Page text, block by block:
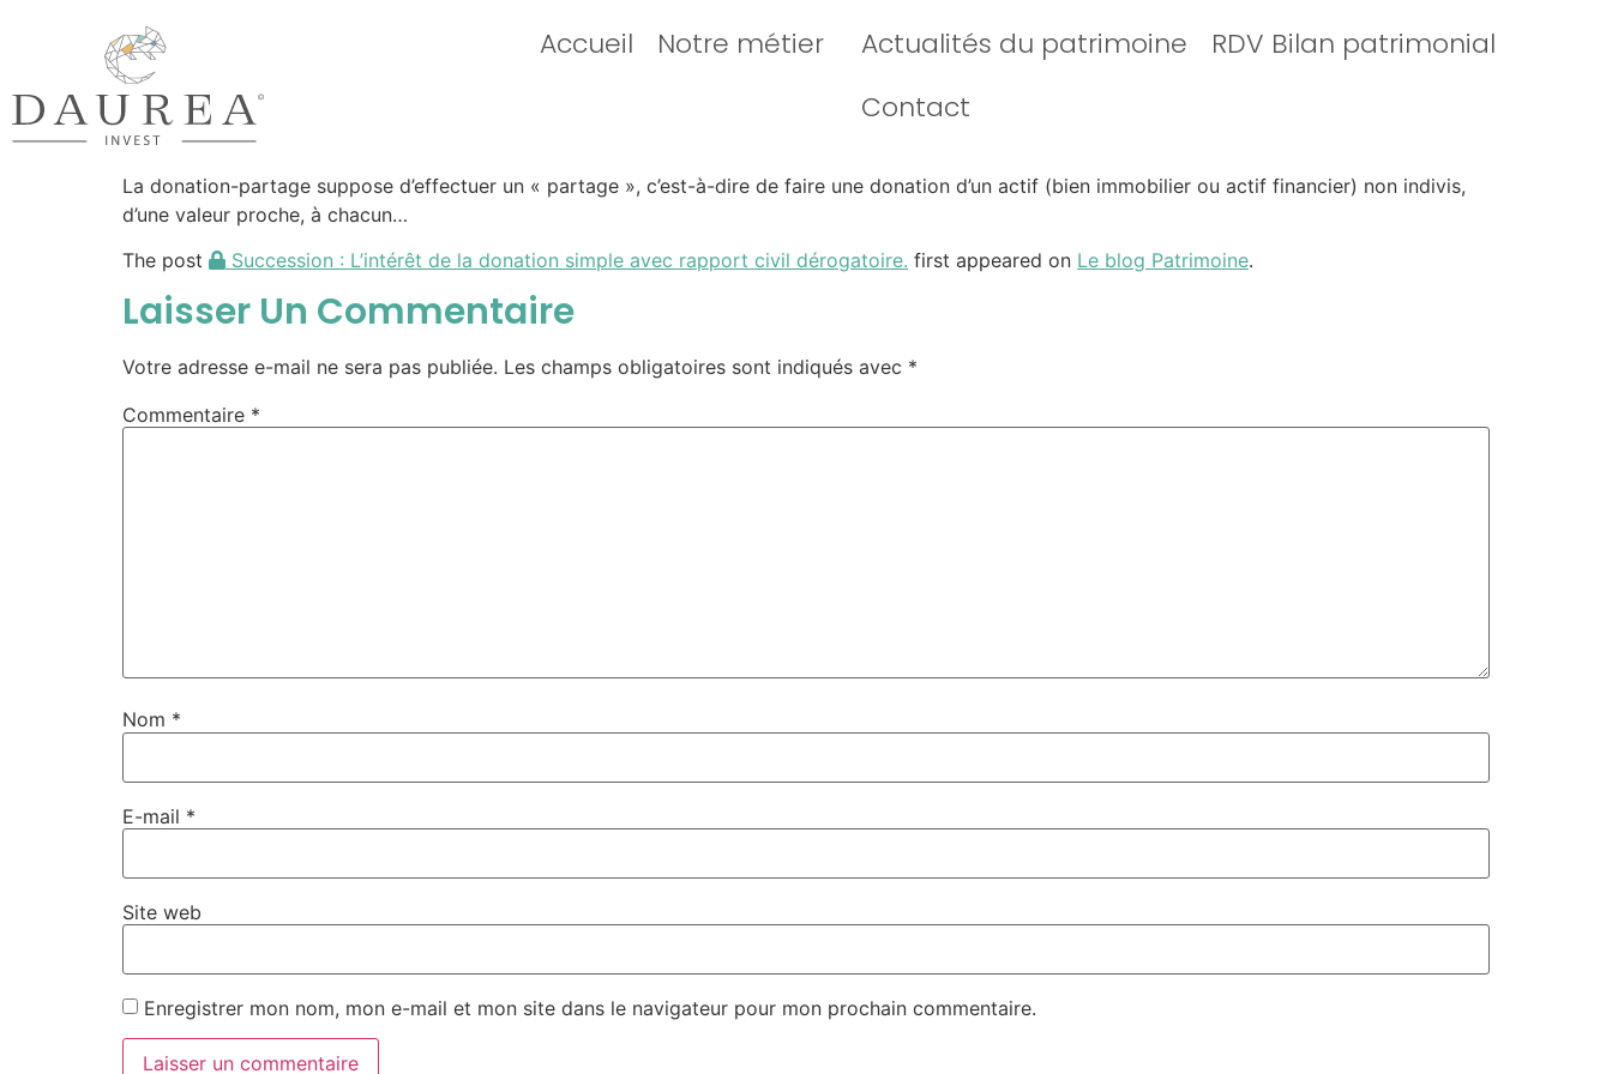
Accueil Notre métier Actualités du patrimoine
RDV Bilan patrimonial
Contact
La donation-partage suppose d’effectuer un « partage », c’est-à-dire de faire une donation d’un actif (bien immobilier ou actif financier) non indivis,
d’une valeur proche, à chacun…
The post
Succession : L’intérêt de la donation simple avec rapport civil dérogatoire. first appeared on Le blog Patrimoine.
Laisser Un Commentaire
Votre adresse e-mail ne sera pas publiée. Les champs obligatoires sont indiqués avec *
Commentaire *
Nom *
E-mail *
Site web
Enregistrer mon nom, mon e-mail et mon site dans le navigateur pour mon prochain commentaire.